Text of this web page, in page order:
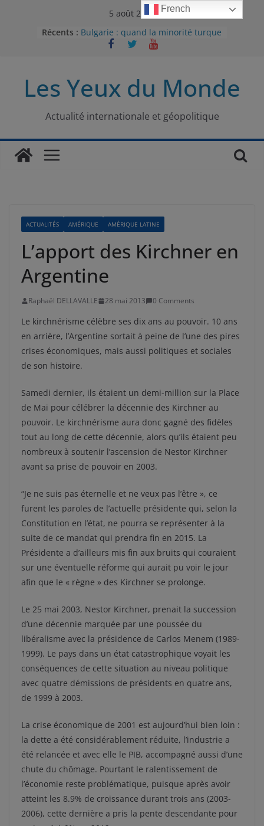
5 août 2026
Récents : Bulgarie : quand la minorité turque
était contrainte à l’effacement
mémoriel et lutte pour
l’indépendance
guerre entre le Pakistan et
Majorités numériques et réseaux
Les Yeux du Monde
Actualité internationale et géopolitique
ACTUALITÉS AMÉRIQUE AMÉRIQUE LATINE
L’apport des Kirchner en
Argentine
Raphaël DELLAVALLE 28 mai 2013 0 Comments
Le kirchnérisme célèbre ses dix ans au pouvoir. 10 ans
en arrière, l’Argentine sortait à peine de l’une des pires
crises économiques, mais aussi politiques et sociales
de son histoire.
Samedi dernier, ils étaient un demi-million sur la Place
de Mai pour célébrer la décennie des Kirchner au
pouvoir. Le kirchnérisme aura donc gagné des fidèles
tout au long de cette décennie, alors qu’ils étaient peu
nombreux à soutenir l’ascension de Nestor Kirchner
avant sa prise de pouvoir en 2003.
“Je ne suis pas éternelle et ne veux pas l’être », ce
furent les paroles de l’actuelle présidente qui, selon la
Constitution en l’état, ne pourra se représenter à la
suite de ce mandat qui prendra fin en 2015. La
Présidente a d’ailleurs mis fin aux bruits qui couraient
sur une éventuelle réforme qui aurait pu voir le jour
afin que le « règne » des Kirchner se prolonge.
Le 25 mai 2003, Nestor Kirchner, prenait la succession
d’une décennie marquée par une poussée du
libéralisme avec la présidence de Carlos Menem (1989-
1999). Le pays dans un état catastrophique voyait les
conséquences de cette situation au niveau politique
avec quatre démissions de présidents en quatre ans,
de 1999 à 2003.
La crise économique de 2001 est aujourd’hui bien loin :
la dette a été considérablement réduite, l’industrie a
été relancée et avec elle le PIB, accompagné aussi d’une
chute du chômage. Pourtant le ralentissement de
l’économie reste problématique, puisque après avoir
atteint les 8.9% de croissance durant trois ans (2003-
2006), cette dernière a pris la pente descendante pour
French